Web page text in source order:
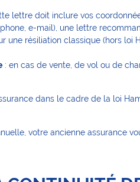
lettre doit inclure vos
e-mail), une lettre
une résiliation classique (hors loi
: en cas de vente, de vol ou de
dans le cadre de la loi
votre ancienne assurance